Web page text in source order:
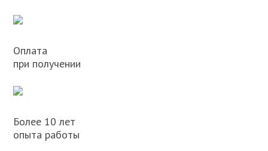
Оплата
при получении
Более 10 лет
опыта работы